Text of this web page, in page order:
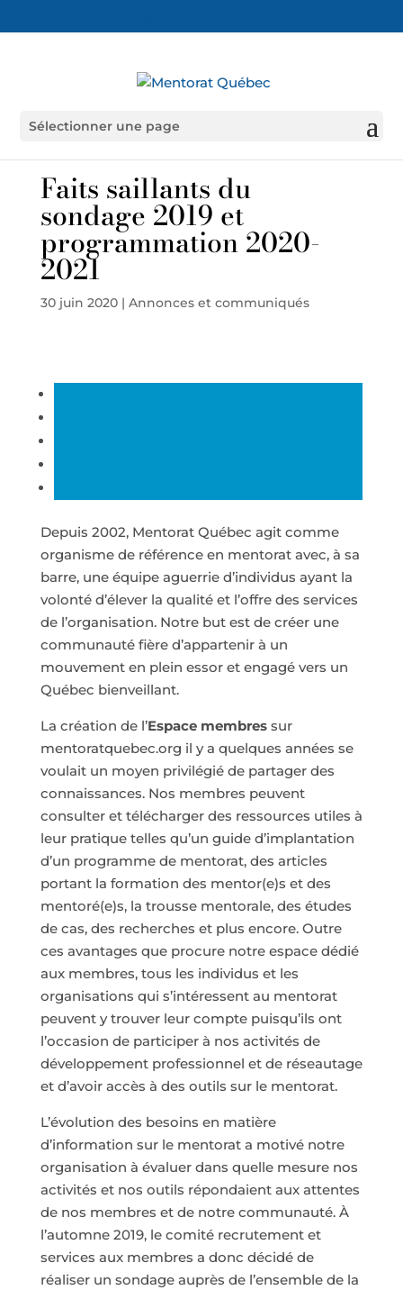
Sélectionner une page
Faits saillants du
sondage 2019 et
programmation 2020-
2021
30 juin 2020| Annonces et communiqués
Depuis 2002, Mentorat Québec agit comme
organisme de référence en mentorat avec, à sa
barre, une équipe aguerrie d’individus ayant la
volonté d’élever la qualité et l’offre des services
de l’organisation. Notre but est de créer une
communauté fière d’appartenir à un
mouvement en plein essor et engagé vers un
Québec bienveillant.
La création de l’Espace membres sur
mentoratquebec.org il y a quelques années se
voulait un moyen privilégié de partager des
connaissances. Nos membres peuvent
consulter et télécharger des ressources utiles à
leur pratique telles qu’un guide d’implantation
d’un programme de mentorat, des articles
portant la formation des mentor(e)s et des
mentoré(e)s, la trousse mentorale, des études
de cas, des recherches et plus encore. Outre
ces avantages que procure notre espace dédié
aux membres, tous les individus et les
organisations qui s’intéressent au mentorat
peuvent y trouver leur compte puisqu’ils ont
l’occasion de participer à nos activités de
développement professionnel et de réseautage
et d’avoir accès à des outils sur le mentorat.
L’évolution des besoins en matière
d’information sur le mentorat a motivé notre
organisation à évaluer dans quelle mesure nos
activités et nos outils répondaient aux attentes
de nos membres et de notre communauté. À
l’automne 2019, le comité recrutement et
services aux membres a donc décidé de
réaliser un sondage auprès de l’ensemble de la